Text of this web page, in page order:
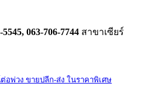
063-706-7744 สาขาเซียร์
อพ่วง ขายปลีก-ส่ง ในราคาพิเศษ